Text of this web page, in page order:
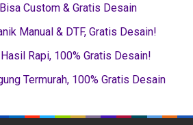
Custom & Gratis Desain
Manual & DTF, Gratis Desain!
Rapi, 100% Gratis Desain!
Termurah, 100% Gratis Desain